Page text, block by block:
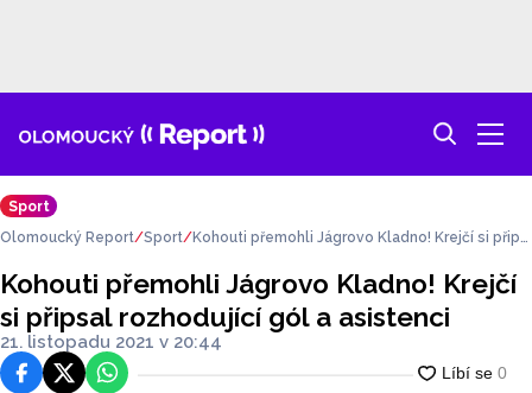
Sport
Olomoucký Report Sport
Kohouti přemohli Jágrovo Kladno! Krejčí si přips
Kohouti přemohli Jágrovo Kladno! Krejčí
si připsal rozhodující gól a asistenci
21. listopadu 2021 v 20:44
FacebookPlatforma X
WhatsApp